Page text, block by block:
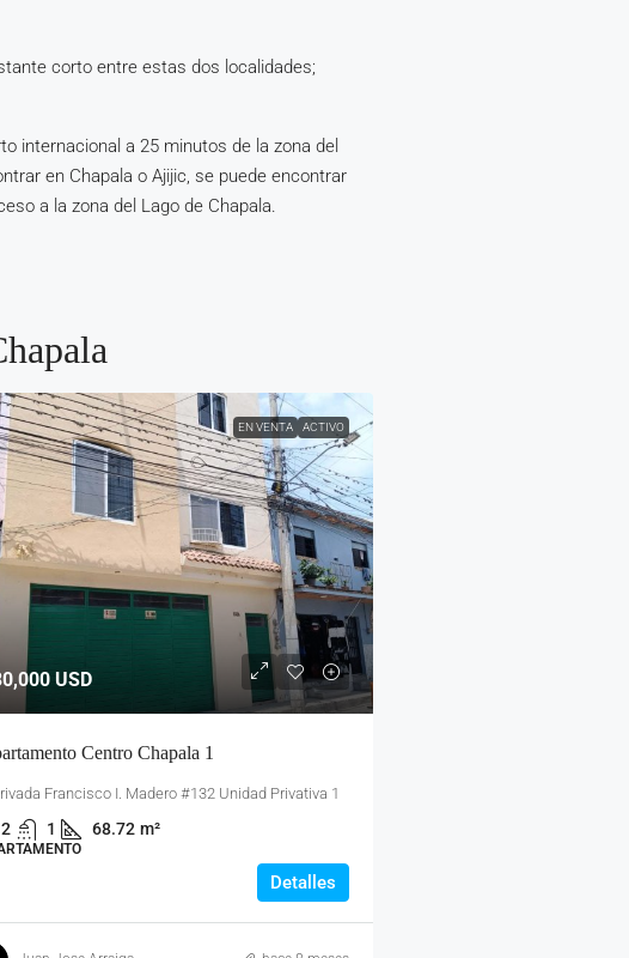
corto entre estas dos localidades;
internacional a 25 minutos de la zona del
en Chapala o Ajijic, se puede encontrar
a la zona del Lago de Chapala.
EN VENTA ACTIVO
USD
Centro Chapala 1
Francisco I. Madero #132 Unidad Privativa 1
2 1 68.72 m²
Detalles